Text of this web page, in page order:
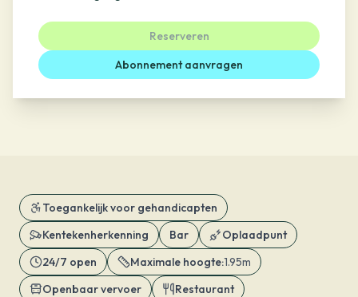
Reserveren
Abonnement aanvragen
Toegankelijk voor gehandicapten
Kentekenherkenning
Bar
Oplaadpunt
24/7 open
Maximale hoogte:1.95m
Openbaar vervoer
Restaurant